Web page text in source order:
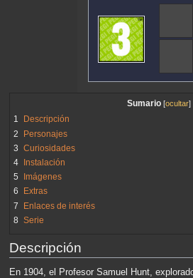
Sumario
1
Descripción
2
Personajes
3 Curiosidades
4
Instalación
5
Imágenes
6
Extras
7
Enlaces de interés
8 Serie
Descripción
En 1904, el Profesor Samuel Hunt,